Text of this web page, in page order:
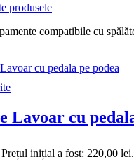
produsele
compatibile cu
Lavoar cu
Prețul inițial a fost: 220,00 lei.